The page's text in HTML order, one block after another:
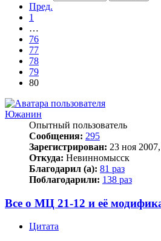
Пред.
1
…
76
77
78
79
80
Южанин
Опытный пользователь
Сообщения: 295
Зарегистрирован: 23 ноя
Откуда: Невинномысск
Благодарил (а): 81 раз
Поблагодарили: 138 раз
Все о МЦ 21-12 и её
Цитата